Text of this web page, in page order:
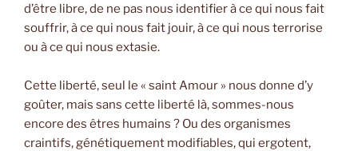
d’être libre, de ne pas nous identifier à ce qui nous fait
souffrir, à ce qui nous fait jouir, à ce qui nous terrorise
ou à ce qui nous extasie.
Cette liberté, seul le « saint Amour » nous donne d’y
goûter, mais sans cette liberté là, sommes-nous
encore des êtres humains ? Ou des organismes
craintifs, génétiquement modifiables, qui ergotent,